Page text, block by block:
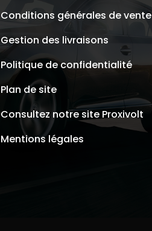
Conditions générales de vente
Gestion des livraisons
Politique de confidentialité
Plan de site
Consultez notre site Proxivolt
Mentions légales